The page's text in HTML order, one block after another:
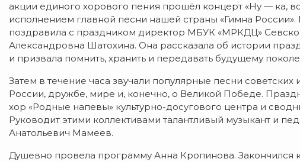
акции единого хорового пения прошёл концерт «Ну — ка,
исполнением главной песни нашей страны «Гимна
поздравила с праздником директор МБУК «МРКДЦ»
Александровна Шатохина. Она рассказала об истории
и призвала помнить, хранить и передавать будущему
Затем в течение часа звучали популярные песни
России, дружбе, мире и, конечно, о Великой Победе.
хор «Родные напевы» культурно-досугового центра и
Руководит этими коллективами талантливый музыкант и
Анатольевич Мамеев.
Душевно провела программу Анна Кропинова. Закончился